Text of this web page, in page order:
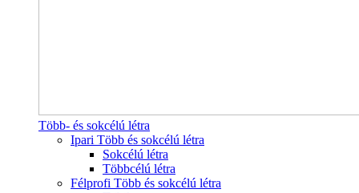
Több- és sokcélú létra
Ipari Több és sokcélú létra
Sokcélú létra
Többcélú létra
Félprofi Több és sokcélú létra